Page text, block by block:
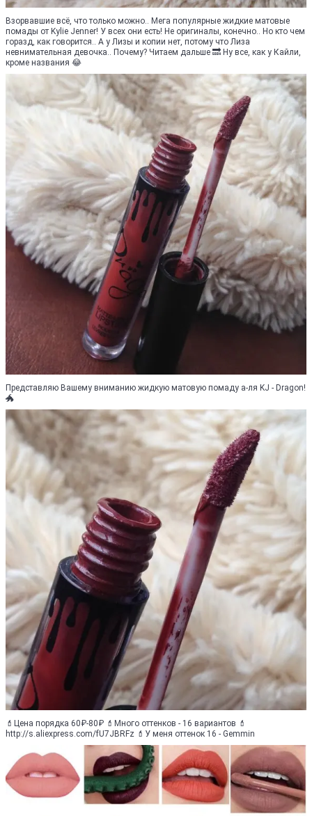
Взорвавшие всё, что только можно.. Мега популярные жидкие матовые
помады от Kylie Jenner! У всех они есть! Не оригиналы, конечно.. Но кто чем
горазд, как говорится.. А у Лизы и копии нет, потому что Лиза
невнимательная девочка.. Почему? Читаем дальше 🔜 Ну все, как у Кайли,
кроме названия 😂
Представляю Вашему вниманию жидкую матовую помаду а-ля KJ - Dragon!
🐲
💄Цена порядка 60₽-80₽ 💄Много оттенков - 16 вариантов 💄
http://s.aliexpress.com/fU7JBRFz 💄У меня оттенок 16 - Gemmin